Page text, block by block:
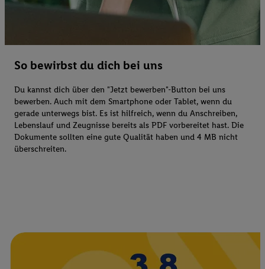
So bewirbst du dich bei uns
Du kannst dich über den "Jetzt bewerben"-Button bei uns
bewerben. Auch mit dem Smartphone oder Tablet, wenn du
gerade unterwegs bist. Es ist hilfreich, wenn du Anschreiben,
Lebenslauf und Zeugnisse bereits als PDF vorbereitet hast. Die
Dokumente sollten eine gute Qualität haben und 4 MB nicht
überschreiten.